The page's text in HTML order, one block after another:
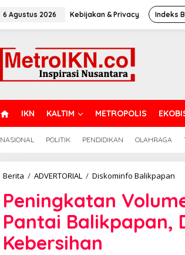
6 Agustus 2026 Kebijakan & Privacy Indeks
O
M
IKN KALTIM METROPOLIS
NASIONAL POLITIK PENDIDIKAN OLAHRAGA
Berita / ADVERTORIAL / Diskominfo Balikpapan
di
Peningkatan
Pantai Balikpapan,
Kebersihan